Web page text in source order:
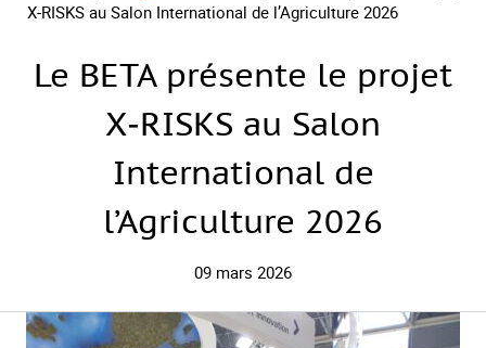
X‑RISKS au Salon International de l’Agriculture 2026
Le BETA présente le projet
X‑RISKS au Salon
International de
l’Agriculture 2026
09 mars 2026